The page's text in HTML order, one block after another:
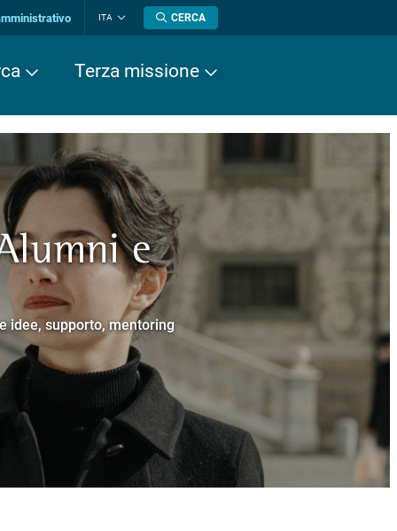
ITA
lingua
CERCA
Terza missione
Superiore.
e
idee, supporto, mentoring
Cavalieri.